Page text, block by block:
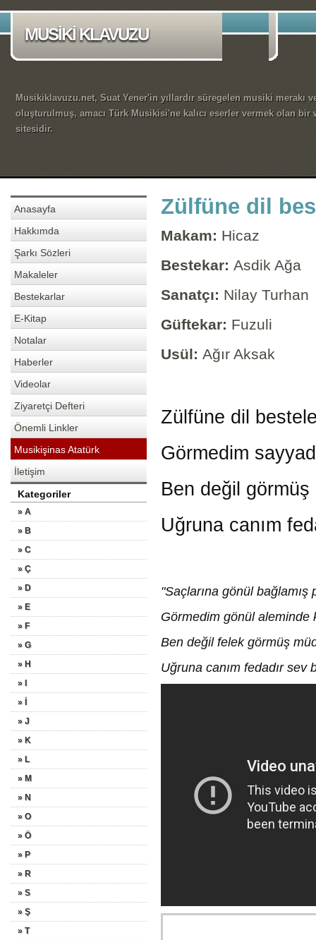
MUSİKİ KLAVUZU
Musikiklavuzu.net, Suat Yener'in yıllardır süregelen musiki merakı
oluşturulmuş, amacı Türk Musikisi'ne kalıcı eserler vermek olan bir
sitesidir.
Anasayfa
Hakkımda
Şarkı Sözleri
Makaleler
Bestekarlar
E-Kitap
Notalar
Haberler
Videolar
Ziyaretçi Defteri
Önemli Linkler
Musikişinas Atatürk
İletişim
Kategoriler
» A
» B
» C
» Ç
» D
» E
» F
» G
» H
» I
» İ
» J
» K
» L
» M
» N
» O
» Ö
» P
» R
» S
» Ş
» T
Zülfüne dil
Makam: Hicaz
Bestekar: Asdik Ağa
Sanatçı: Nilay Turhan
Güftekar: Fuzuli
Usül: Ağır Aksak
Zülfüne dil
Görmedim
Ben değil
Uğruna canım
"Saçlarına gönül bağlamış
Görmedim gönül aleminde
Ben değil felek görmüş
Uğruna canım fedadır sev